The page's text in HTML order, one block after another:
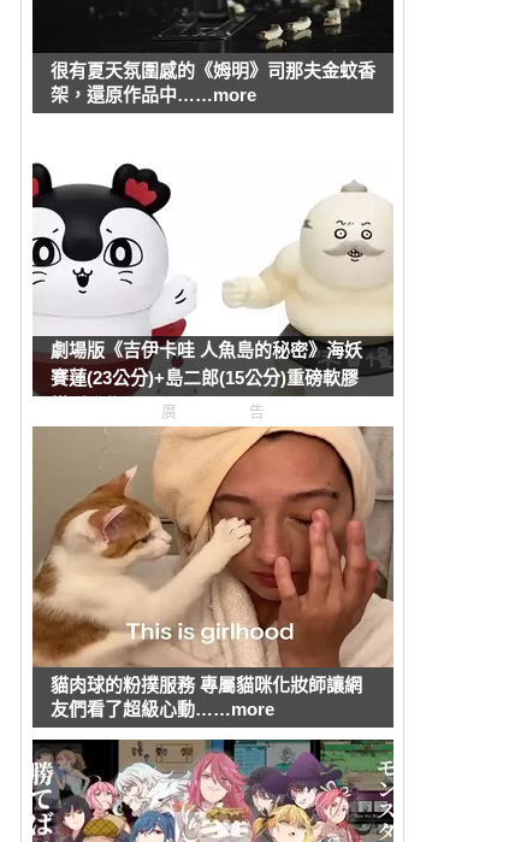
很有夏天氛圍感的《姆明》司那夫金蚊香
架，還原作品中……more
劇場版《吉伊卡哇 人魚島的秘密》海妖
賽蓮(23公分)+島二郎(15公分)重磅軟膠
廣告
貓肉球的粉撲服務 專屬貓咪化妝師讓網
友們看了超級心動……more